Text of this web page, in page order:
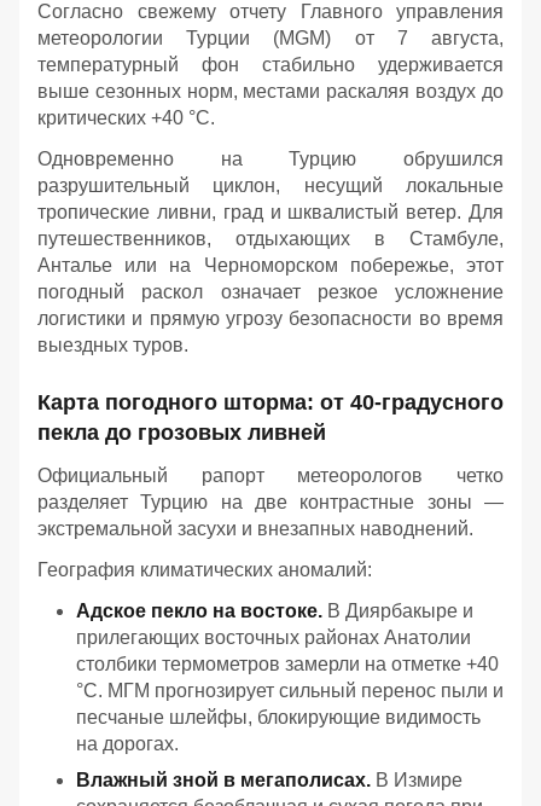
Согласно свежему отчету Главного управления
метеорологии Турции (MGM) от 7 августа,
температурный фон стабильно удерживается
выше сезонных норм, местами раскаляя воздух до
критических +40 °C.
Одновременно на Турцию обрушился
разрушительный циклон, несущий локальные
тропические ливни, град и шквалистый ветер. Для
путешественников, отдыхающих в Стамбуле,
Анталье или на Черноморском побережье, этот
погодный раскол означает резкое усложнение
логистики и прямую угрозу безопасности во время
выездных туров.
Карта погодного шторма: от 40-градусного
пекла до грозовых ливней
Официальный рапорт метеорологов четко
разделяет Турцию на две контрастные зоны —
экстремальной засухи и внезапных наводнений.
География климатических аномалий:
Адское пекло на востоке. В Диярбакыре и
прилегающих восточных районах Анатолии
столбики термометров замерли на отметке +40
°C. МГМ прогнозирует сильный перенос пыли и
песчаные шлейфы, блокирующие видимость
на дорогах.
Влажный зной в мегаполисах. В Измире